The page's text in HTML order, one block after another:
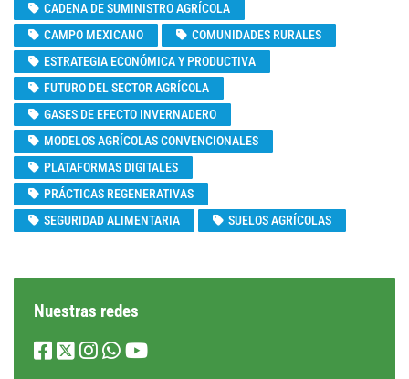
CADENA DE SUMINISTRO AGRÍCOLA
CAMPO MEXICANO
COMUNIDADES RURALES
ESTRATEGIA ECONÓMICA Y PRODUCTIVA
FUTURO DEL SECTOR AGRÍCOLA
GASES DE EFECTO INVERNADERO
MODELOS AGRÍCOLAS CONVENCIONALES
PLATAFORMAS DIGITALES
PRÁCTICAS REGENERATIVAS
SEGURIDAD ALIMENTARIA
SUELOS AGRÍCOLAS
Nuestras redes